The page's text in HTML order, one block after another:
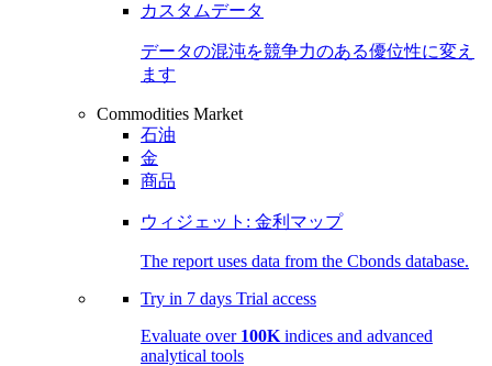
カスタムデータ
データの混沌を競争力のある優位性に変え
ます
Commodities Market
石油
金
商品
ウィジェット: 金利マップ
The report uses data from the Cbonds database.
Try in 7 days Trial access
Evaluate over 100K indices and advanced
analytical tools